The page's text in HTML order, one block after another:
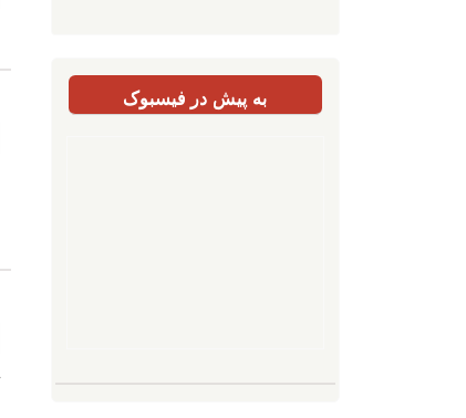
به پیش در فیسبوک